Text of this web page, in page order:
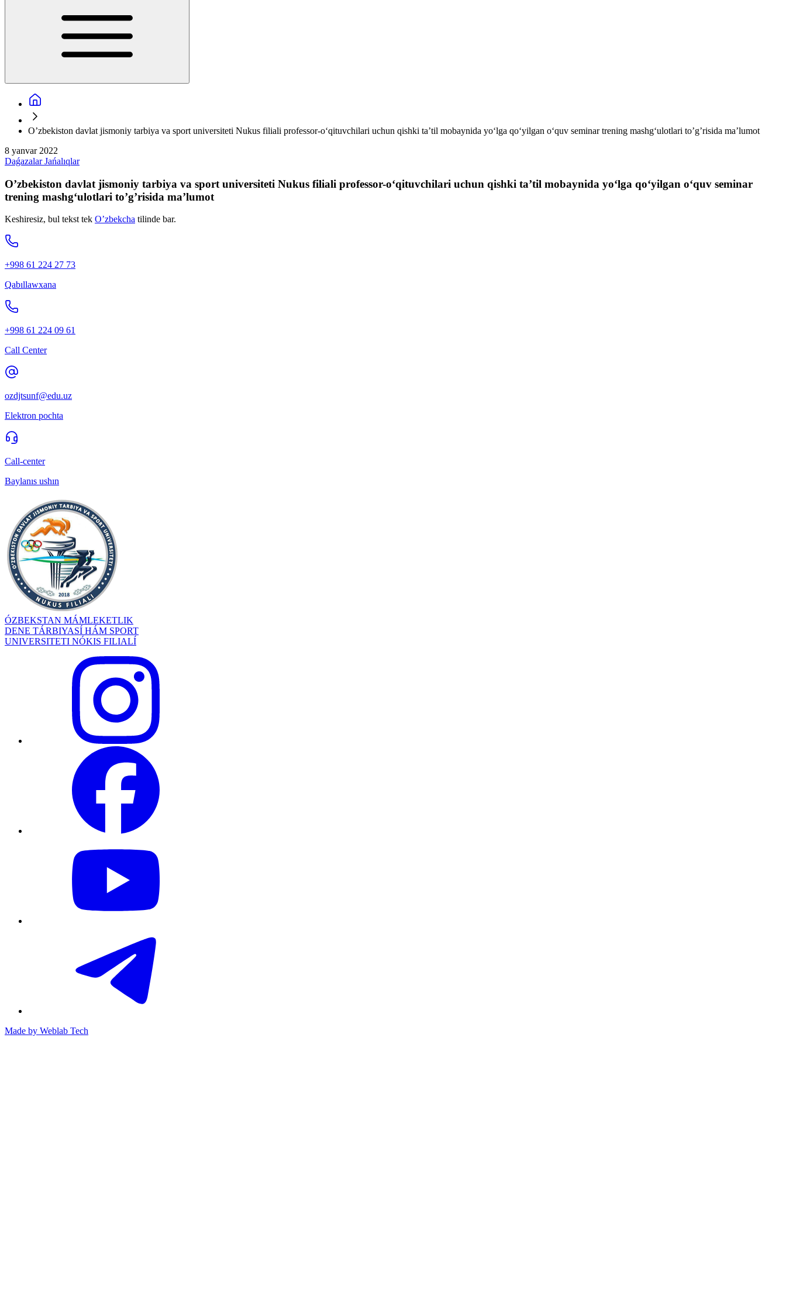
O’zbekiston davlat jismoniy tarbiya va sport universiteti Nukus filiali professor-o‘qituvchilari uchun qishki ta’til mobaynida yo‘lga qo‘yilgan o‘quv seminar trening mashg‘ulotlari to’g’risida ma’lumot
8 yanvar 2022
DaǵazalarJańalıqlar
O’zbekiston davlat jismoniy tarbiya va sport universiteti Nukus filiali professor-o‘qituvchilari uchun qishki ta’til mobaynida yo‘lga qo‘yilgan o‘quv seminar
trening mashg‘ulotlari to’g’risida ma’lumot
Keshiresiz, bul tekst tek O’zbekcha tilinde bar.
+998 61 224 27 73
Qabıllawxana
+998 61 224 09 61
Call Center
ozdjtsunf@edu.uz
Elektron pochta
Call-center
Baylanıs ushın
ÓZBEKSTAN MÁMLEKETLIK
DENE TÁRBIYASÍ HÁM SPORT
UNIVERSITETI NÓKIS FILIALÍ
Made by Weblab Tech